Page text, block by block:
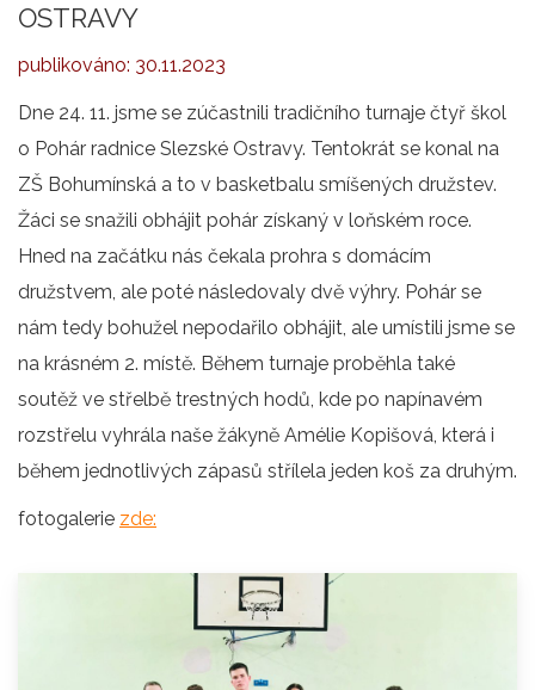
OSTRAVY
publikováno: 30.11.2023
Dne 24. 11. jsme se zúčastnili tradičního turnaje čtyř škol
o Pohár radnice Slezské Ostravy. Tentokrát se konal na
ZŠ Bohumínská a to v basketbalu smíšených družstev.
Žáci se snažili obhájit pohár získaný v loňském roce.
Hned na začátku nás čekala prohra s domácím
družstvem, ale poté následovaly dvě výhry. Pohár se
nám tedy bohužel nepodařilo obhájit, ale umístili jsme se
na krásném 2. místě. Během turnaje proběhla také
soutěž ve střelbě trestných hodů, kde po napínavém
rozstřelu vyhrála naše žákyně Amélie Kopišová, která i
během jednotlivých zápasů střílela jeden koš za druhým.
fotogalerie zde: